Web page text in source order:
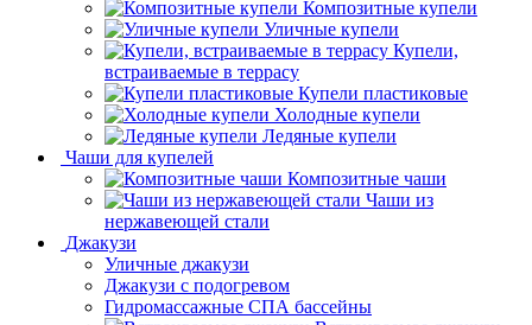
Композитные купели
Уличные купели
Купели,
встраиваемые в террасу
Купели пластиковые
Холодные купели
Ледяные купели
Чаши для купелей
Композитные чаши
Чаши из
нержавеющей стали
Джакузи
Уличные джакузи
Джакузи с подогревом
Гидромассажные СПА бассейны